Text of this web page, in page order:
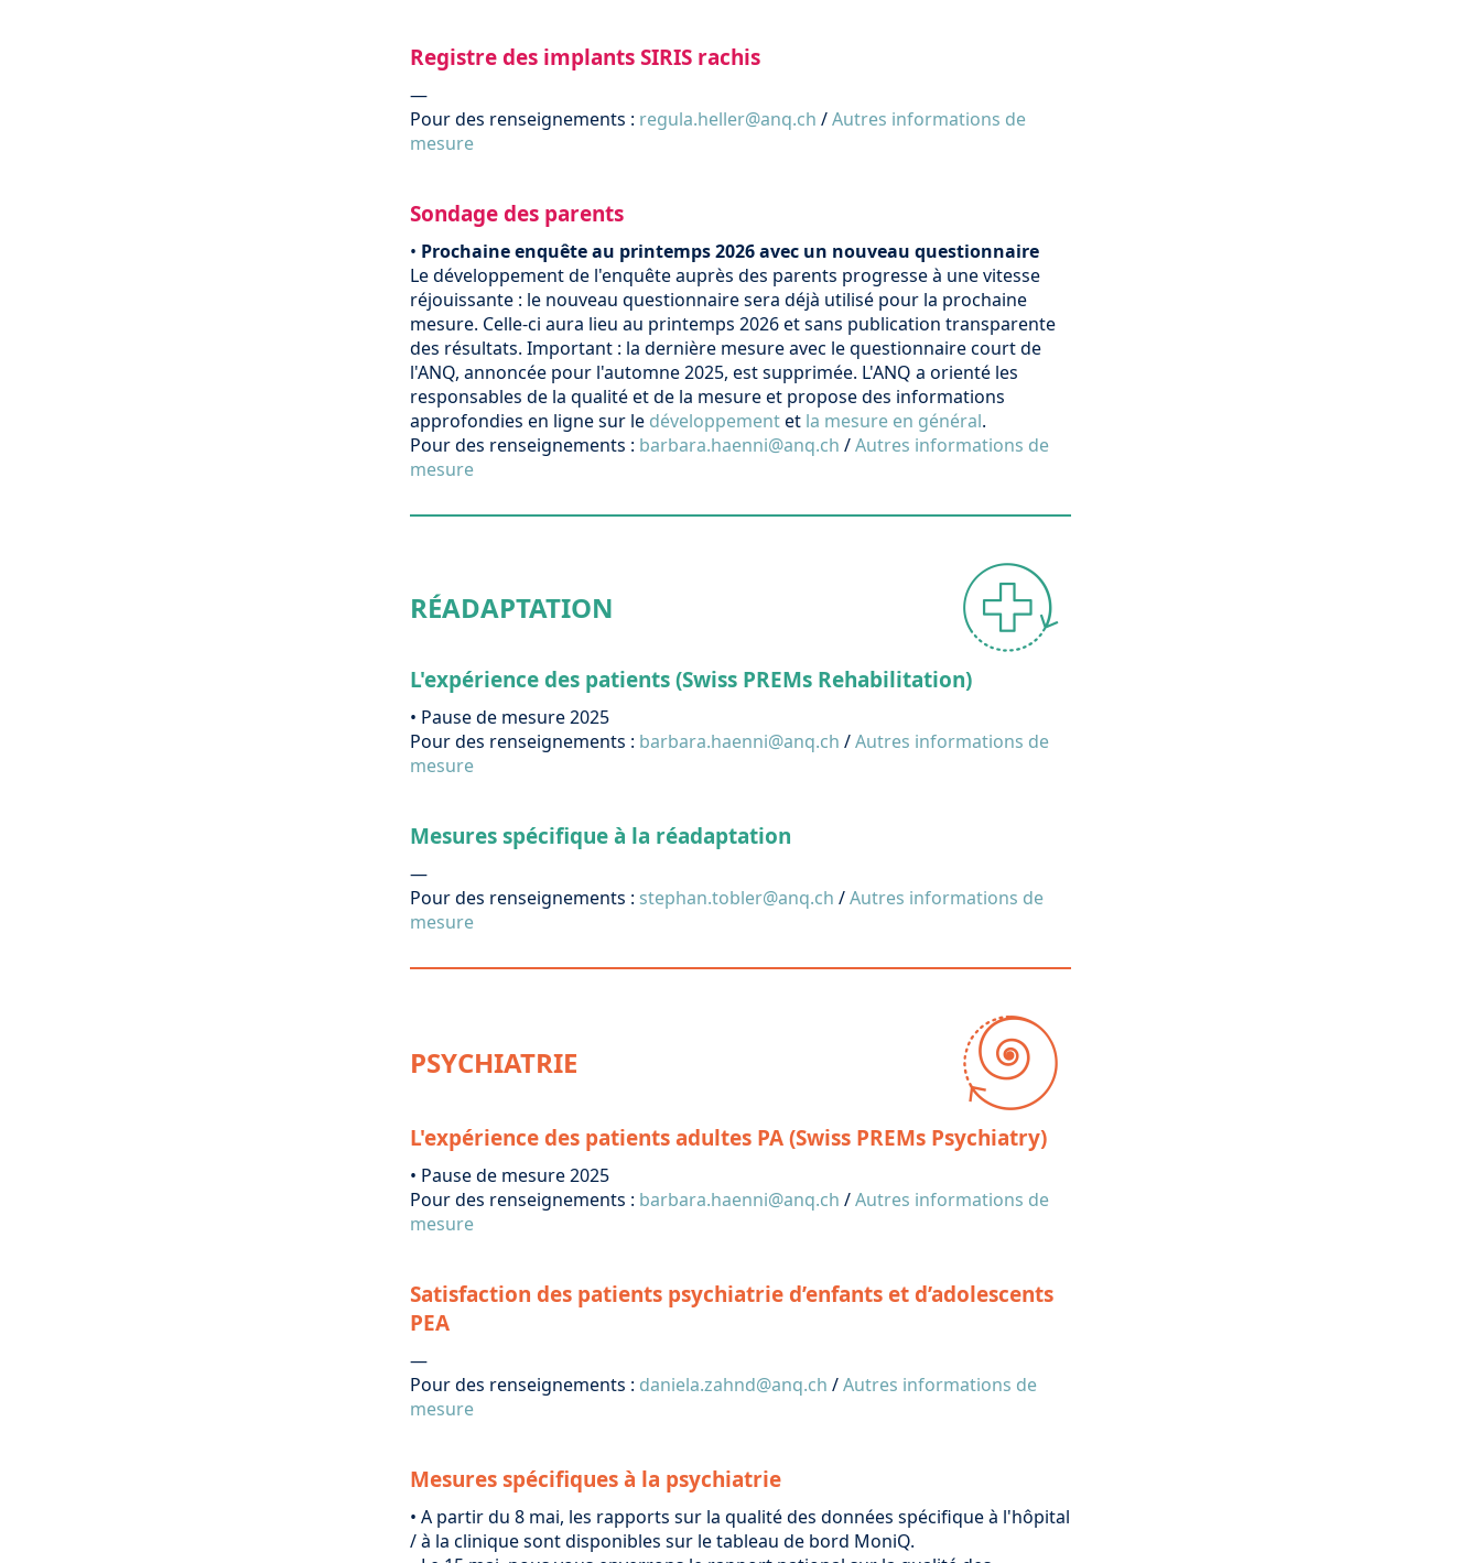
Registre des implants SIRIS rachis
—
Pour des renseignements : regula.heller@anq.ch /Autres informations de
mesure
Sondage des parents
• Prochaine enquête au printemps 2026 avec un nouveau questionnaire
Le développement de l'enquête auprès des parents progresse à une vitesse
réjouissante : le nouveau questionnaire sera déjà utilisé pour la prochaine
mesure. Celle-ci aura lieu au printemps 2026 et sans publication transparente
des résultats. Important : la dernière mesure avec le questionnaire court de
l'ANQ, annoncée pour l'automne 2025, est supprimée. L'ANQ a orienté les
responsables de la qualité et de la mesure et propose des informations
approfondies en ligne sur le développementet la mesure en général.
Pour des renseignements : barbara.haenni@anq.ch /Autres informations de
mesure
RÉADAPTATION
L'expérience des patients (Swiss PREMs Rehabilitation)
• Pause de mesure 2025
Pour des renseignements : barbara.haenni@anq.ch /Autres informations de
mesure
Mesures spécifique à la réadaptation
—
Pour des renseignements : stephan.tobler@anq.ch /Autres informations de
mesure
PSYCHIATRIE
L'expérience des patients adultes PA (Swiss PREMs Psychiatry)
• Pause de mesure 2025
Pour des renseignements : barbara.haenni@anq.ch /Autres informations de
mesure
Satisfaction des patients psychiatrie d’enfants et d’adolescents
PEA
—
Pour des renseignements : daniela.zahnd@anq.ch /Autres informations de
mesure
Mesures spécifiques à la psychiatrie
• A partir du 8 mai, les rapports sur la qualité des données spécifique à l'hôpital
/ à la clinique sont disponibles sur le tableau de bord MoniQ.